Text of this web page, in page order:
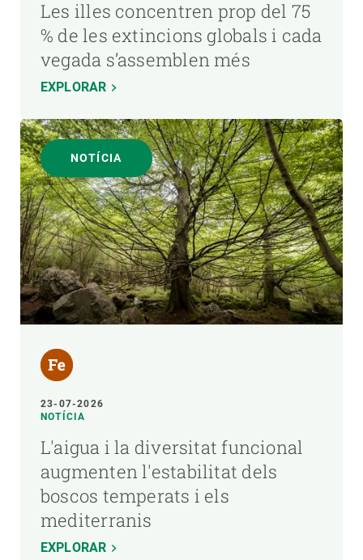
Les illes concentren prop del 75
% de les extincions globals i cada
vegada s’assemblen més
EXPLORAR
NOTÍCIA
23-07-2026
NOTÍCIA
L'aigua i la diversitat funcional
augmenten l'estabilitat dels
boscos temperats i els
mediterranis
EXPLORAR